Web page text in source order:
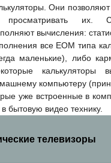
Они
их.
вычисления:
все ЕОМ типа
маленькие), либо
компьютеру
уже встроенные в
бытовую видео технику.
телевизоры